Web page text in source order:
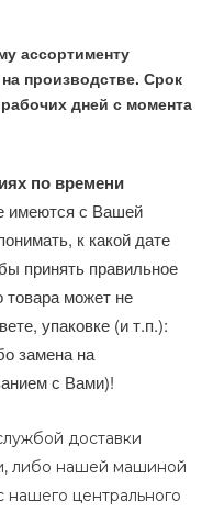
ассортименту
производстве. Срок
дней с момента
по времени
имеются с Вашей
к какой дате
принять правильное
товара может не
упаковке (и т.п.):
замена на
с Вами)!
доставки
либо нашей машиной
центрального